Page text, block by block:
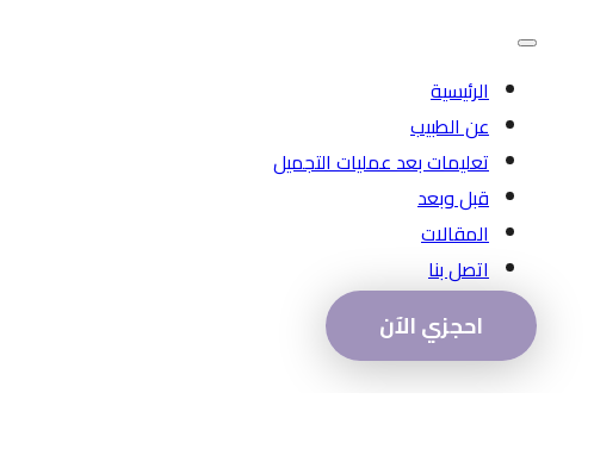
الرئيسية
عن الطبيب
تعليمات بعد عمليات التجميل
قبل وبعد
المقالات
اتصل بنا
احجزي الآن